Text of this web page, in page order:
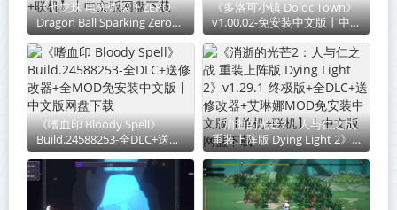
《七龙珠 电光炸裂！ZERO
Dragon Ball Sparking Zero》
v20260807-全DLC+送修改器
+免安装中文版【单机+联
机】丨中文版网盘下载
《多洛可小镇 Doloc Town》
v1.00.02-免安装中文版丨中文
版网盘下载
《嗜血印 Bloody Spell》
Build.24588253-全DLC+送修
改器+全MOD免安装中文版丨
中文版网盘下载
《消逝的光芒2：人与仁之战
重装上阵版 Dying Light 2》
v1.29.1-终极版+全DLC+送修
改器+艾琳娜MOD免安装中文
版【单机+联机】丨中文版网
盘下载